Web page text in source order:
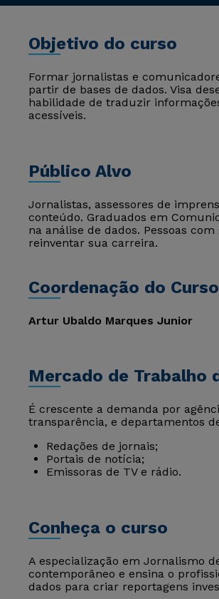
Objetivo do curso
Formar jornalistas e
partir de bases de dados. Visa
habilidade de traduzir
acessíveis.
Público Alvo
Jornalistas, assessores de
conteúdo. Graduados em
na análise de dados. Pessoas
reinventar sua carreira.
Coordenação do Curso
Artur Ubaldo Marques Junior
Mercado de Trabalho
É crescente a demanda por
transparência, e departamentos
Redações de jornais;
Portais de notícia;
Emissoras de TV e rádio.
Conheça o curso
A especialização em Jornalismo
contemporâneo e ensina o
dados para criar reportagens